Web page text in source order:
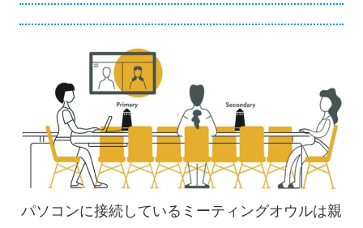
パソコンに接続しているミーティングオウルは親